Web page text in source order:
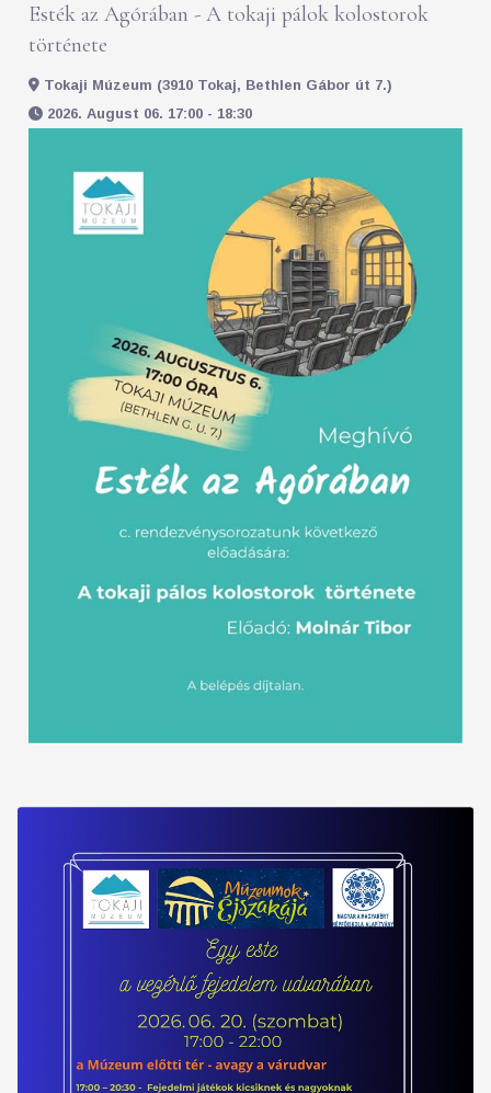
Esték az Agórában - A tokaji pálok kolostorok
története
Tokaji Múzeum (3910 Tokaj, Bethlen Gábor út 7.)
2026. August 06. 17:00 - 18:30